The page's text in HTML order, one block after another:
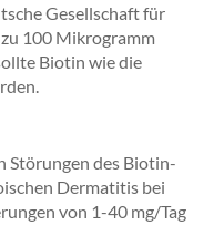
Gesellschaft für
100 Mikrogramm
Biotin wie die
Störungen des Biotin-
Dermatitis bei
von 1-40 mg/Tag